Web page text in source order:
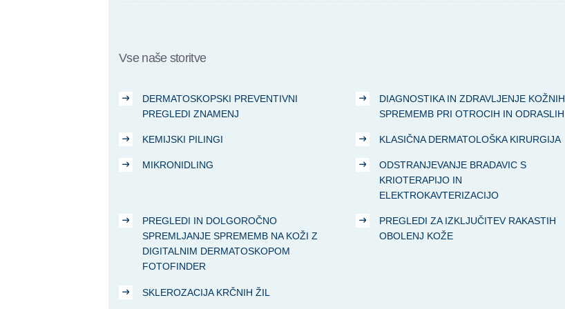
Vse naše storitve
DERMATOSKOPSKI PREVENTIVNI
PREGLEDI ZNAMENJ
DIAGNOSTIKA IN ZDRAVLJENJE KOŽNIH
SPREMEMB PRI OTROCIH IN ODRASLIH
KEMIJSKI PILINGI KLASIČNA DERMATOLOŠKA KIRURGIJA
MIKRONIDLING
ODSTRANJEVANJE BRADAVIC S
KRIOTERAPIJO IN
ELEKTROKAVTERIZACIJO
PREGLEDI IN DOLGOROČNO
SPREMLJANJE SPREMEMB NA KOŽI Z
DIGITALNIM DERMATOSKOPOM
FOTOFINDER
PREGLEDI ZA IZKLJUČITEV RAKASTIH
OBOLENJ KOŽE
SKLEROZACIJA KRČNIH ŽIL